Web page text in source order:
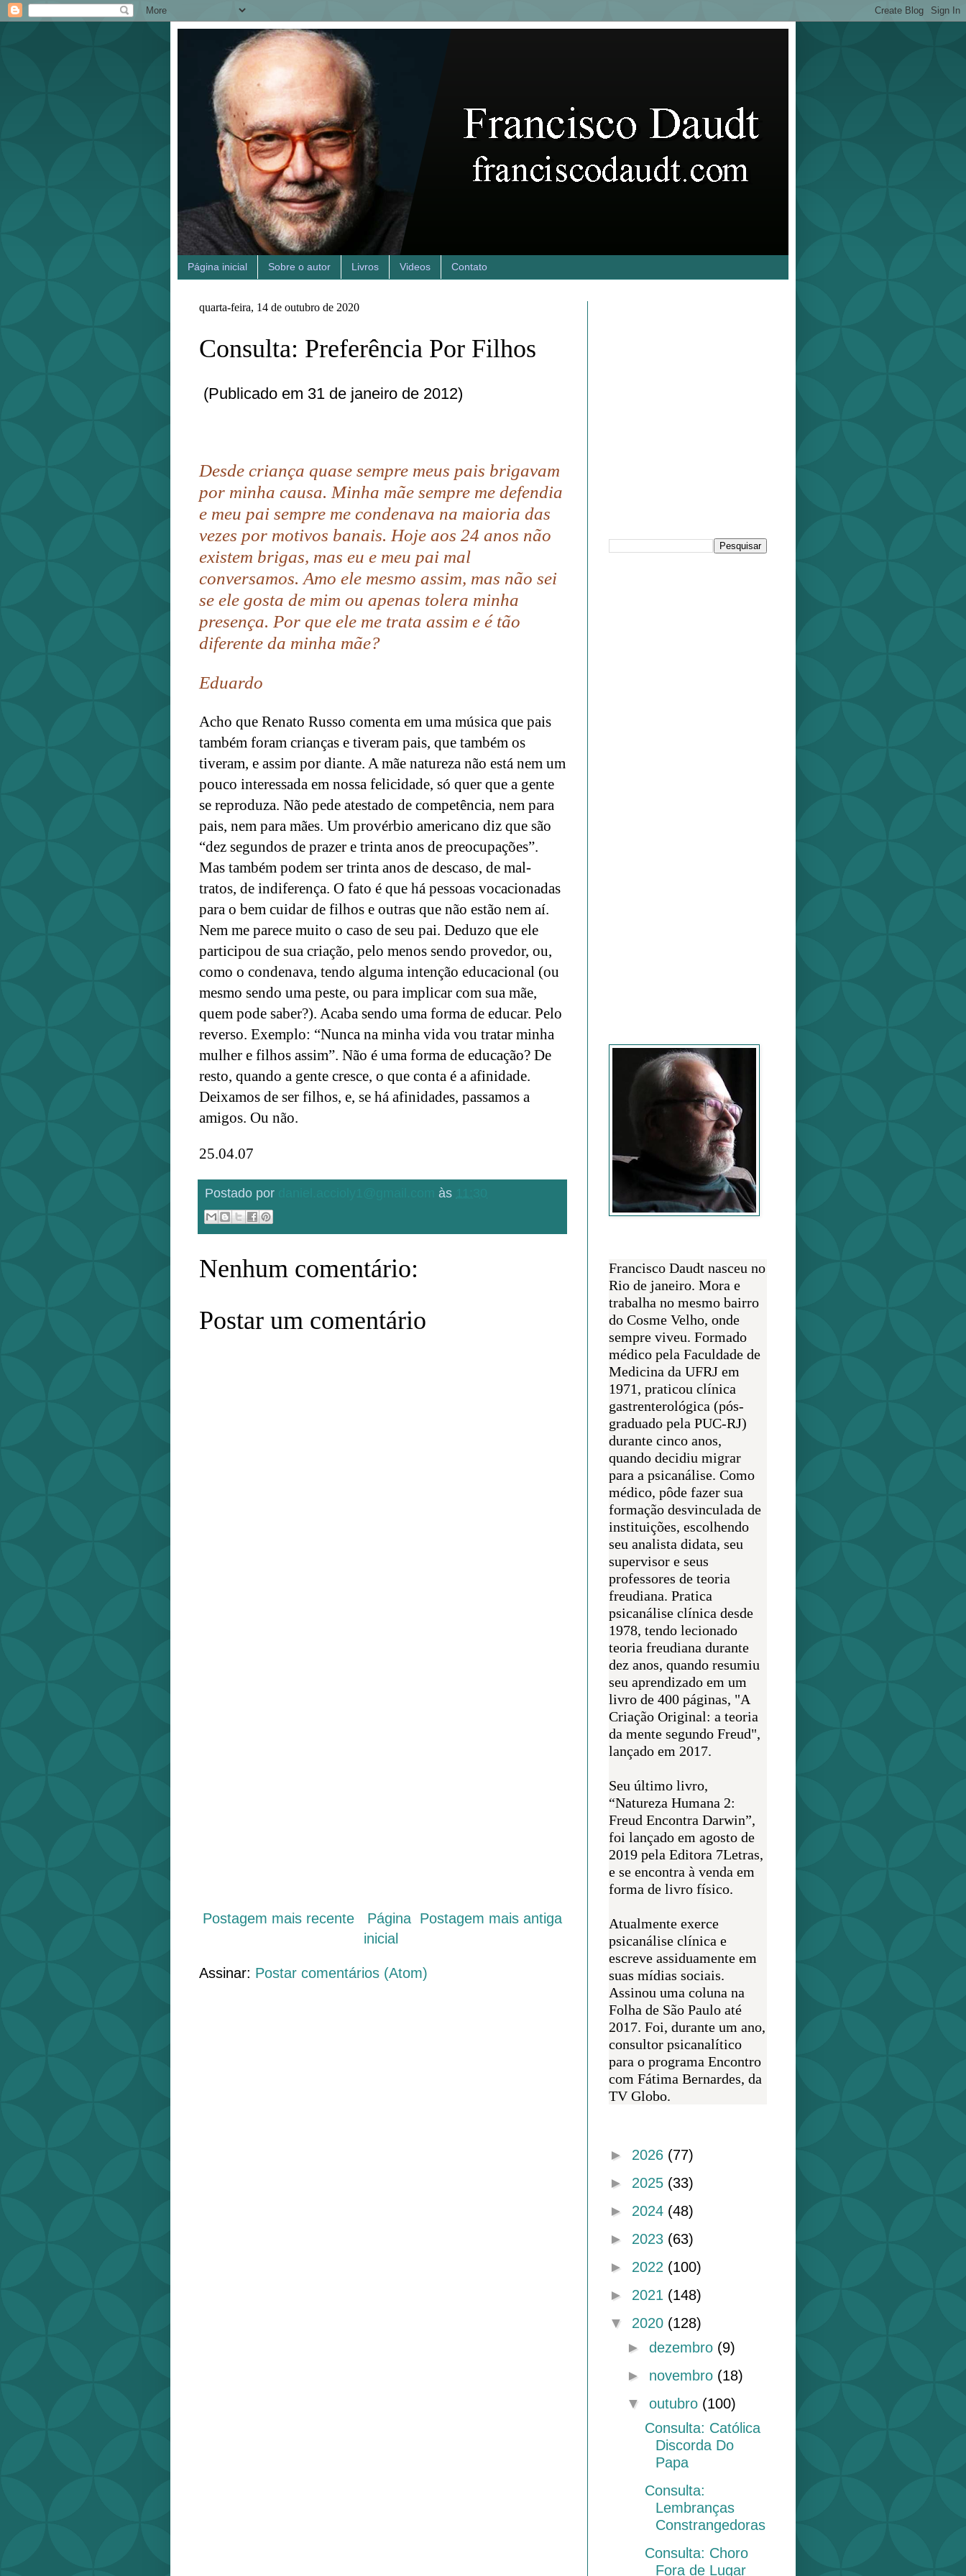
Página inicial Sobre o autor Livros Videos Contato
quarta-feira, 14 de outubro de 2020
Consulta: Preferência Por Filhos
(Publicado em 31 de janeiro de 2012)
Desde criança quase sempre meus pais brigavam
por minha causa. Minha mãe sempre me defendia
e meu pai sempre me condenava na maioria das
vezes por motivos banais. Hoje aos 24 anos não
existem brigas, mas eu e meu pai mal
conversamos. Amo ele mesmo assim, mas não sei
se ele gosta de mim ou apenas tolera minha
presença. Por que ele me trata assim e é tão
diferente da minha mãe?
Eduardo
Acho que Renato Russo comenta em uma música que pais
também foram crianças e tiveram pais, que também os
tiveram, e assim por diante. A mãe natureza não está nem um
pouco interessada em nossa felicidade, só quer que a gente
se reproduza. Não pede atestado de competência, nem para
pais, nem para mães. Um provérbio americano diz que são
“dez segundos de prazer e trinta anos de preocupações”.
Mas também podem ser trinta anos de descaso, de mal-
tratos, de indiferença. O fato é que há pessoas vocacionadas
para o bem cuidar de filhos e outras que não estão nem aí.
Nem me parece muito o caso de seu pai. Deduzo que ele
participou de sua criação, pelo menos sendo provedor, ou,
como o condenava, tendo alguma intenção educacional (ou
mesmo sendo uma peste, ou para implicar com sua mãe,
quem pode saber?). Acaba sendo uma forma de educar. Pelo
reverso. Exemplo: “Nunca na minha vida vou tratar minha
mulher e filhos assim”. Não é uma forma de educação? De
resto, quando a gente cresce, o que conta é a afinidade.
Deixamos de ser filhos, e, se há afinidades, passamos a
amigos. Ou não.
25.04.07
Postado por às
Nenhum comentário:
Postar um comentário
Postagem mais recente Postagem mais antiga
Página
inicial
Assinar: Postar comentários (Atom)
Francisco Daudt nasceu no
Rio de janeiro. Mora e
trabalha no mesmo bairro
do Cosme Velho, onde
sempre viveu. Formado
médico pela Faculdade de
Medicina da UFRJ em
1971, praticou clínica
gastrenterológica (pós-
graduado pela PUC-RJ)
durante cinco anos,
quando decidiu migrar
para a psicanálise. Como
médico, pôde fazer sua
formação desvinculada de
instituições, escolhendo
seu analista didata, seu
supervisor e seus
professores de teoria
freudiana. Pratica
psicanálise clínica desde
1978, tendo lecionado
teoria freudiana durante
dez anos, quando resumiu
seu aprendizado em um
livro de 400 páginas, "A
Criação Original: a teoria
da mente segundo Freud",
lançado em 2017.
Seu último livro,
“Natureza Humana 2:
Freud Encontra Darwin”,
foi lançado em agosto de
2019 pela Editora 7Letras,
e se encontra à venda em
forma de livro físico.
Atualmente exerce
psicanálise clínica e
escreve assiduamente em
suas mídias sociais.
Assinou uma coluna na
Folha de São Paulo até
2017. Foi, durante um ano,
consultor psicanalítico
para o programa Encontro
com Fátima Bernardes, da
TV Globo.
► 2026 (77)
► 2025 (33)
► 2024 (48)
► 2023 (63)
► 2022 (100)
► 2021 (148)
▼ 2020 (128)
► dezembro (9)
► novembro (18)
▼ outubro (100)
Consulta: Católica
Discorda Do
Papa
Consulta:
Lembranças
Constrangedoras
Consulta: Choro
Fora de Lugar